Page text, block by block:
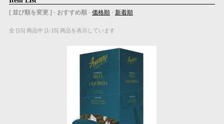
[ 並び順を変更 ]- おすすめ順- 価格順- 新着順
全 [15] 商品中 [1-15] 商品を表示しています